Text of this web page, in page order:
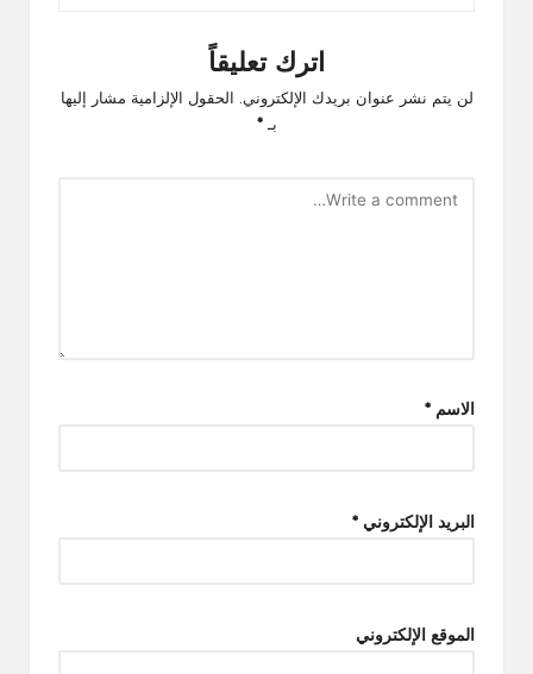
اترك تعليقاً
لن يتم نشر عنوان بريدك الإلكتروني.
الحقول الإلزامية مشار إليها
بـ*
الاسم *
البريد الإلكتروني *
الموقع الإلكتروني